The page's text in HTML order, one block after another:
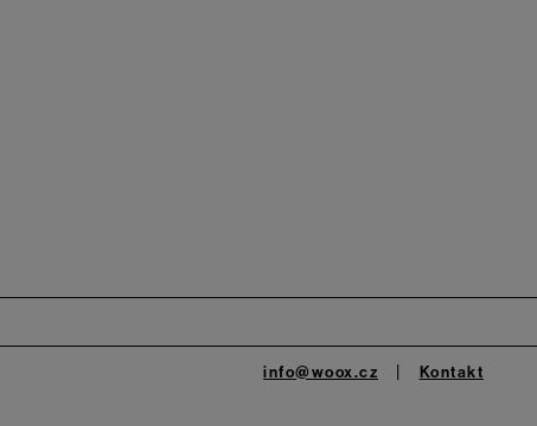
info@woox.cz Kontakt